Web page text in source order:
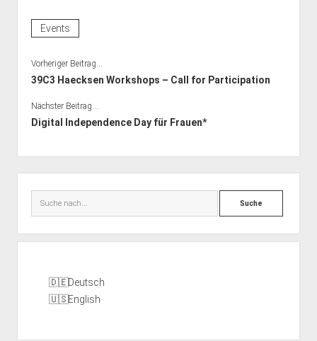
Events
Vorheriger Beitrag...
39C3 Haecksen Workshops – Call for Participation
Nächster Beitrag...
Digital Independence Day für Frauen*
Suche
Deutsch
English